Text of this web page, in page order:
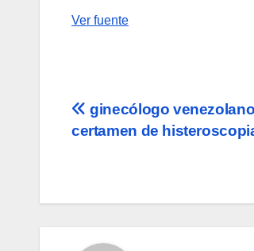
Ver fuente
Navegación
ginecólogo
certamen de